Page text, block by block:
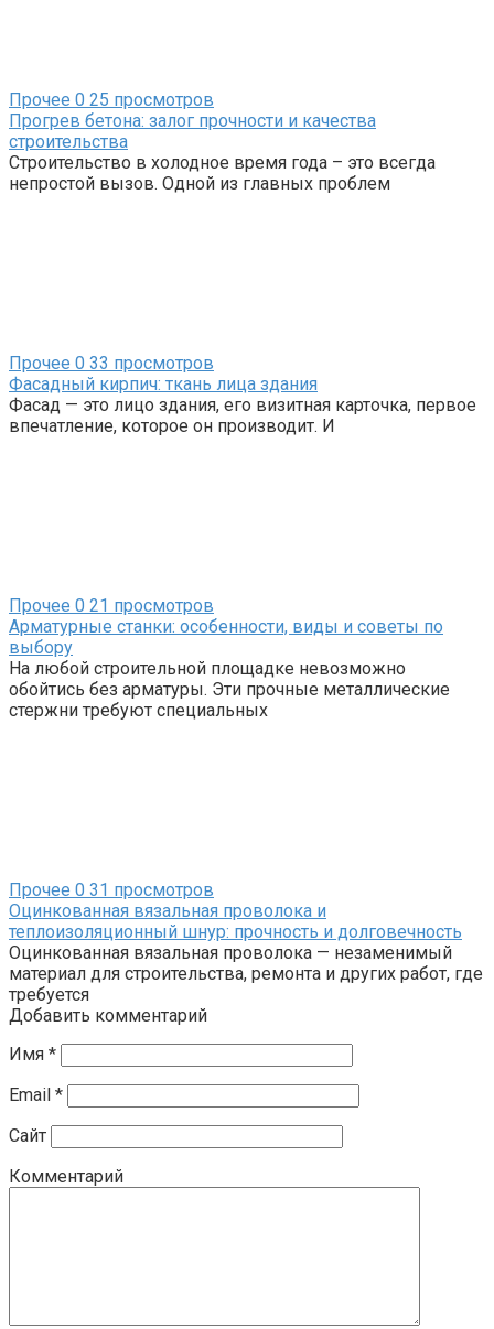
Прочее 0 25 просмотров
Прогрев бетона: залог прочности и качества
строительства
Строительство в холодное время года – это всегда
непростой вызов. Одной из главных проблем
Прочее 0 33 просмотров
Фасадный кирпич: ткань лица здания
Фасад — это лицо здания, его визитная карточка, первое
впечатление, которое он производит. И
Прочее 0 21 просмотров
Арматурные станки: особенности, виды и советы по
выбору
На любой строительной площадке невозможно
обойтись без арматуры. Эти прочные металлические
стержни требуют специальных
Прочее 0 31 просмотров
Оцинкованная вязальная проволока и
теплоизоляционный шнур: прочность и долговечность
Оцинкованная вязальная проволока — незаменимый
материал для строительства, ремонта и других работ, где
требуется
Добавить комментарий
Имя *
Email *
Сайт
Комментарий